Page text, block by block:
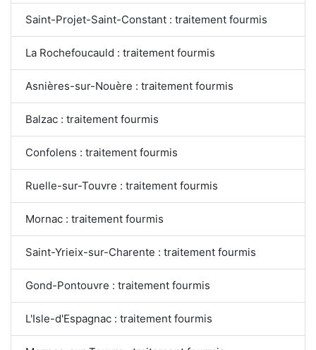
Saint-Projet-Saint-Constant : traitement fourmis
La Rochefoucauld : traitement fourmis
Asnières-sur-Nouère : traitement fourmis
Balzac : traitement fourmis
Confolens : traitement fourmis
Ruelle-sur-Touvre : traitement fourmis
Mornac : traitement fourmis
Saint-Yrieix-sur-Charente : traitement fourmis
Gond-Pontouvre : traitement fourmis
L'Isle-d'Espagnac : traitement fourmis